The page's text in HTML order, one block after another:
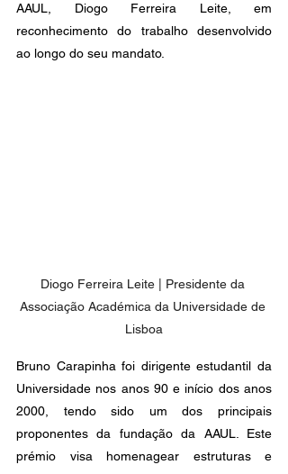
AAUL, Diogo Ferreira Leite, em
reconhecimento do trabalho desenvolvido
ao longo do seu mandato.
Diogo Ferreira Leite | Presidente da
Associação Académica da Universidade de
Lisboa
Bruno Carapinha foi dirigente estudantil da
Universidade nos anos 90 e início dos anos
2000, tendo sido um dos principais
proponentes da fundação da AAUL. Este
prémio visa homenagear estruturas e